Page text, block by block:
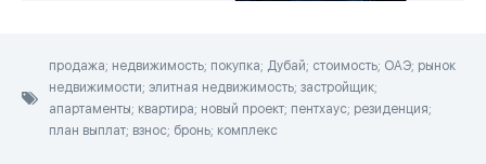
продажа; недвижимость; покупка; Дубай; стоимость; ОАЭ; рынок
недвижимости; элитная недвижимость; застройщик;
апартаменты; квартира; новый проект; пентхаус; резиденция;
план выплат; взнос; бронь; комплекс